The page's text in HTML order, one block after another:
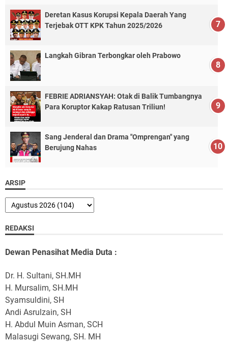
Deretan Kasus Korupsi Kepala Daerah Yang
Terjebak OTT KPK Tahun 2025/2026
Langkah Gibran Terbongkar oleh Prabowo
FEBRIE ADRIANSYAH: Otak di Balik Tumbangnya
Para Koruptor Kakap Ratusan Triliun!
Sang Jenderal dan Drama "Omprengan" yang
Berujung Nahas
ARSIP
REDAKSI
Dewan Penasihat Media Duta :
Dr. H. Sultani, SH.MH
H. Mursalim, SH.MH
Syamsuldini, SH
Andi Asrulzain, SH
H. Abdul Muin Asman, SCH
Malasugi Sewang, SH. MH